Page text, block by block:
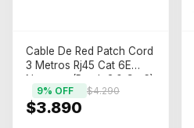
Cable De Red Patch Cord
3 Metros Rj45 Cat 6E
Noganet (Patch 3.0 Cat6)
$3.890
$4.290
9% OFF